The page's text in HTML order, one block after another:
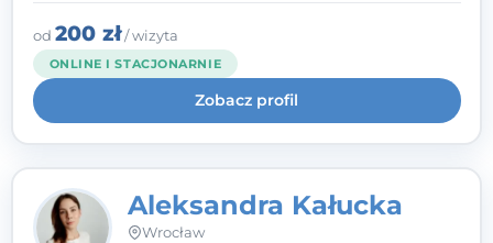
polskim i angielskim, w podejściu
humanistycznym, opartym na
partnerstwie i podmiotowości klienta.
od 200 zł/ wizyta
ONLINE I STACJONARNIE
Zobacz profil
Aleksandra Kałucka
Wrocław